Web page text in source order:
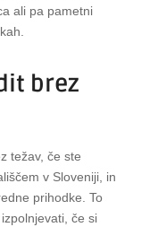
ali pa pametni
brez
težav, če ste
v Sloveniji, in
prihodke. To
če si